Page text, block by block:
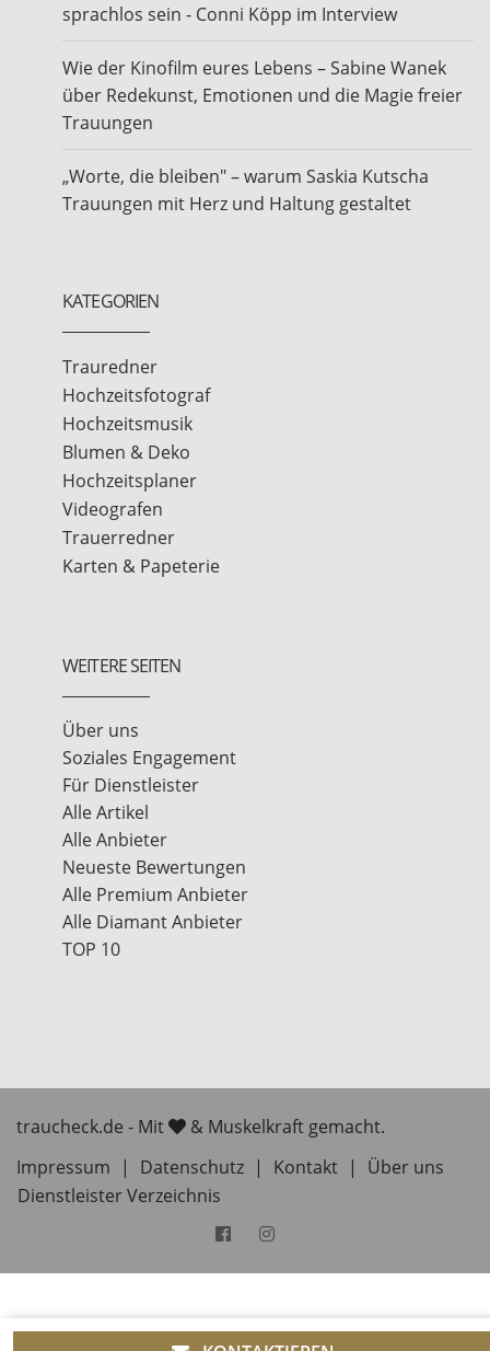
sprachlos sein - Conni Köpp im Interview
Wie der Kinofilm eures Lebens – Sabine Wanek
über Redekunst, Emotionen und die Magie freier
Trauungen
„Worte, die bleiben" – warum Saskia Kutscha
Trauungen mit Herz und Haltung gestaltet
KATEGORIEN
Trauredner
Hochzeitsfotograf
Hochzeitsmusik
Blumen & Deko
Hochzeitsplaner
Videografen
Trauerredner
Karten & Papeterie
WEITERE SEITEN
Über uns
Soziales Engagement
Für Dienstleister
Alle Artikel
Alle Anbieter
Neueste Bewertungen
Alle Premium Anbieter
Alle Diamant Anbieter
TOP 10
traucheck.de - Mit
& Muskelkraft gemacht.
Impressum
| Datenschutz | Kontakt |
Über uns
Dienstleister Verzeichnis